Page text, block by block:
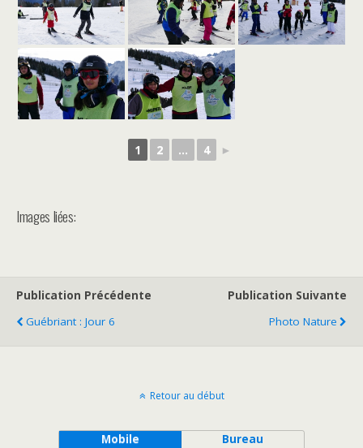
1 2 ... 4 ►
Images liées:
Publication Précédente
Guébriant : Jour 6
Publication Suivante
Photo Nature
Retour au début
Mobile Bureau